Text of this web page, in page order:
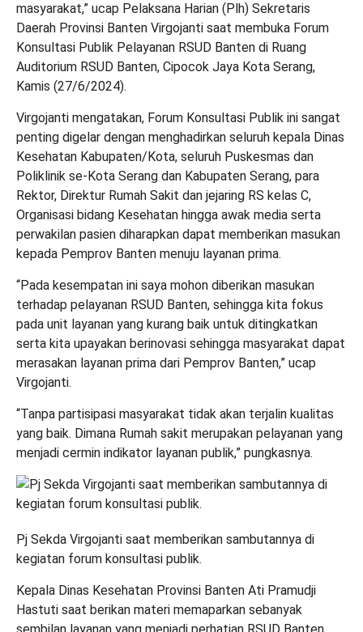
masyarakat,” ucap Pelaksana Harian (Plh) Sekretaris
Daerah Provinsi Banten Virgojanti saat membuka Forum
Konsultasi Publik Pelayanan RSUD Banten di Ruang
Auditorium RSUD Banten, Cipocok Jaya Kota Serang,
Kamis (27/6/2024).
Virgojanti mengatakan, Forum Konsultasi Publik ini sangat
penting digelar dengan menghadirkan seluruh kepala Dinas
Kesehatan Kabupaten/Kota, seluruh Puskesmas dan
Poliklinik se-Kota Serang dan Kabupaten Serang, para
Rektor, Direktur Rumah Sakit dan jejaring RS kelas C,
Organisasi bidang Kesehatan hingga awak media serta
perwakilan pasien diharapkan dapat memberikan masukan
kepada Pemprov Banten menuju layanan prima.
“Pada kesempatan ini saya mohon diberikan masukan
terhadap pelayanan RSUD Banten, sehingga kita fokus
pada unit layanan yang kurang baik untuk ditingkatkan
serta kita upayakan berinovasi sehingga masyarakat dapat
merasakan layanan prima dari Pemprov Banten,” ucap
Virgojanti.
“Tanpa partisipasi masyarakat tidak akan terjalin kualitas
yang baik. Dimana Rumah sakit merupakan pelayanan yang
menjadi cermin indikator layanan publik,” pungkasnya.
Pj Sekda Virgojanti saat memberikan sambutannya di
kegiatan forum konsultasi publik.
Kepala Dinas Kesehatan Provinsi Banten Ati Pramudji
Hastuti saat berikan materi memaparkan sebanyak